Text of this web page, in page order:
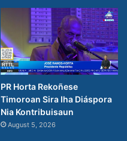
PR Horta Rekoñese
Timoroan Sira Iha Diáspora
Nia Kontribuisaun
August 5, 2026